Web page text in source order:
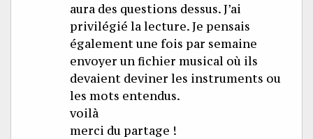
aura des questions dessus. J’ai
privilégié la lecture. Je pensais
également une fois par semaine
envoyer un fichier musical où ils
devaient deviner les instruments ou
les mots entendus.
voilà
merci du partage !